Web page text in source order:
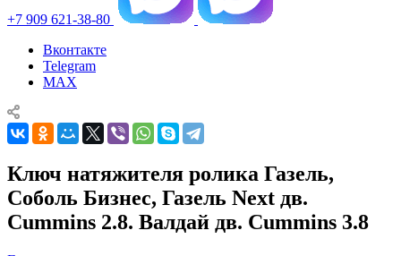
+7 909 621-38-80
Вконтакте
Telegram
MAX
Ключ натяжителя ролика Газель,
Соболь Бизнес, Газель Next дв.
Cummins 2.8. Валдай дв. Cummins 3.8